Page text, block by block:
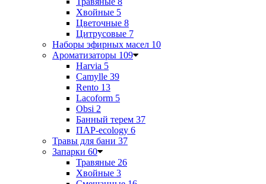
Хвойные 5
Цветочные 8
Цитрусовые 7
Наборы эфирных масел 10
Ароматизаторы 109
Harvia 5
Camylle 39
Rento 13
Lacoform 5
Obsi 2
Банный терем 37
ПАР-ecology 6
Травы для бани 37
Запарки 60
Травяные 26
Хвойные 3